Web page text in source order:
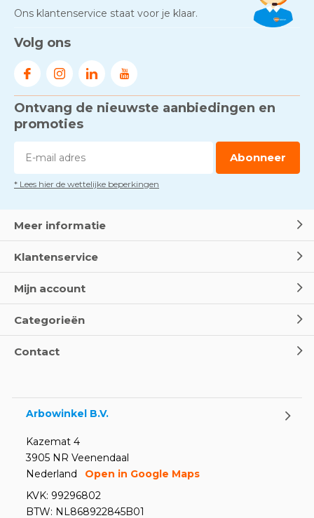
Ons klantenservice staat voor je klaar.
Volg ons
Ontvang de nieuwste aanbiedingen en
promoties
Abonneer
* Lees hier de wettelijke beperkingen
Meer informatie
Klantenservice
Mijn account
Categorieën
Contact
Arbowinkel B.V.
Kazemat 4
3905 NR Veenendaal
Nederland
Open in Google Maps
KVK: 99296802
BTW: NL868922845B01